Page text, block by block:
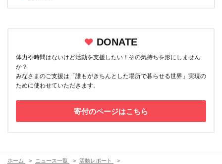
DONATE
体力や時間はないけど活動を支援したい！その気持ちを形にしません
か？
みなさまのご支援は「誰もがきちんとした場所で暮らせる世界」実現の
ために使わせていただきます。
寄付のページはこちら
ホーム ニュース一覧
活動レポート